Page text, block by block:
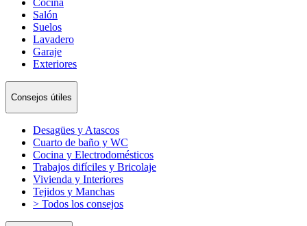
Salón
Suelos
Lavadero
Garaje
Exteriores
Consejos útiles
Desagües y Atascos
Cuarto de baño y WC
Cocina y Electrodomésticos
Trabajos difíciles y Bricolaje
Vivienda y Interiores
Tejidos y Manchas
> Todos los consejos